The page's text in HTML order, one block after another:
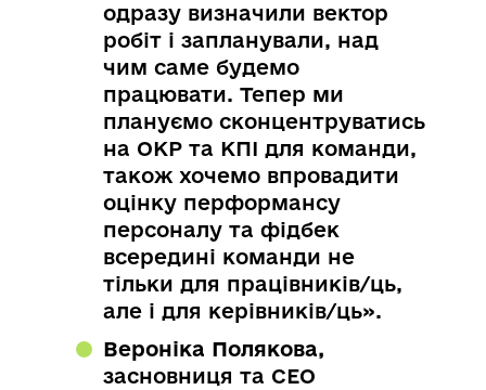
одразу визначили вектор
робіт і запланували, над
чим саме будемо
працювати. Тепер ми
плануємо сконцентруватись
на ОКР та КПІ для команди,
також хочемо впровадити
оцінку перформансу
персоналу та фідбек
всередині команди не
тільки для працівників/ць,
але і для керівників/ць».
Вероніка Полякова,
засновниця та CEO